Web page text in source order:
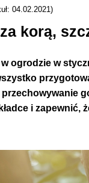
04.02.2021)
korą,
w ogrodzie w
i zapewnić,